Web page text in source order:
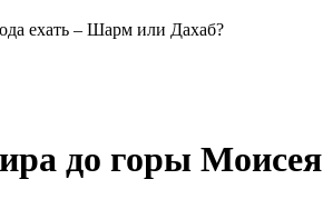
ехать – Шарм или Дахаб?
до горы